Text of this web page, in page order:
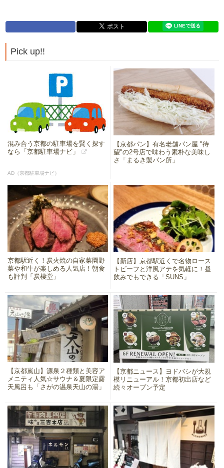
Pick up!!
混み合う京都の駐車場を賢く探す
なら「京都駐車場ナビ」
AD（京都駐車場ナビ）
【京都パン】有名老舗パン屋 "待
望"の2号店で味わう素朴な美味し
さ「まるき製パン所」
京都駅近く！炭火焼の自家菜園野
菜や和牛が楽しめる人気店！朝食
も評判「炭棲堂」
【新店】京都駅近くで名物ロース
トビーフと洋風アテを気軽に！昼
飲みでもできる「SUNS」
【京都嵐山】源泉２種類と美容ア
メニティ人気☆サウナ＆夏限定露
天風呂も「さがの温泉天山の湯」
【京都ニュース】ヨドバシが大規
模リニューアル！京都初出店など
続々オープン予定